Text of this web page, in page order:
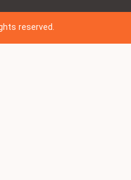
reserved.